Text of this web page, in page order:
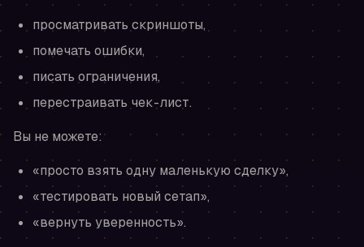
просматривать скриншоты,
помечать ошибки,
писать ограничения,
перестраивать чек-лист.
Вы не можете:
«просто взять одну маленькую сделку»,
«тестировать новый сетап»,
«вернуть уверенность».